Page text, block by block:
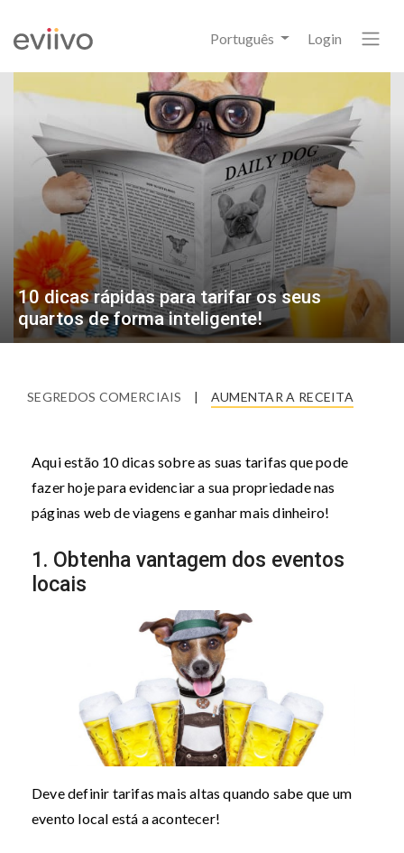
Português Login
10 dicas rápidas para tarifar os seus
quartos de forma inteligente!
SEGREDOS COMERCIAIS | AUMENTAR A RECEITA
Aqui estão 10 dicas sobre as suas tarifas que pode
fazer hoje para evidenciar a sua propriedade nas
páginas web de viagens e ganhar mais dinheiro!
1. Obtenha vantagem dos eventos
locais
Deve definir tarifas mais altas quando sabe que um
evento local está a acontecer!